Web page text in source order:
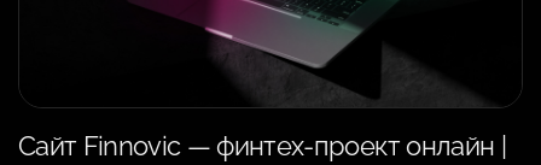
Сайт Finnovic — финтех-проект онлайн |